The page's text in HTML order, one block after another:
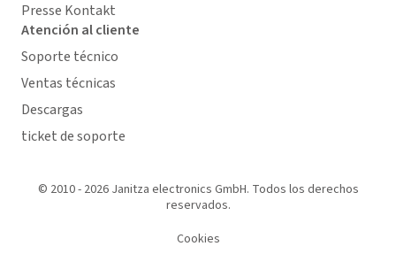
Presse Kontakt
Atención al cliente
Soporte técnico
Ventas técnicas
Descargas
ticket de soporte
© 2010 - 2026 Janitza electronics GmbH. Todos los derechos
reservados.
Cookies